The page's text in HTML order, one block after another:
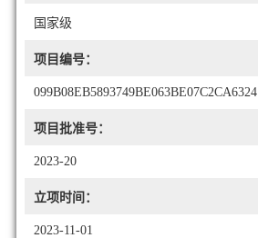
国家级
项目编号：
099B08EB5893749BE063BE07C2CA6324
项目批准号：
2023-20
立项时间：
2023-11-01